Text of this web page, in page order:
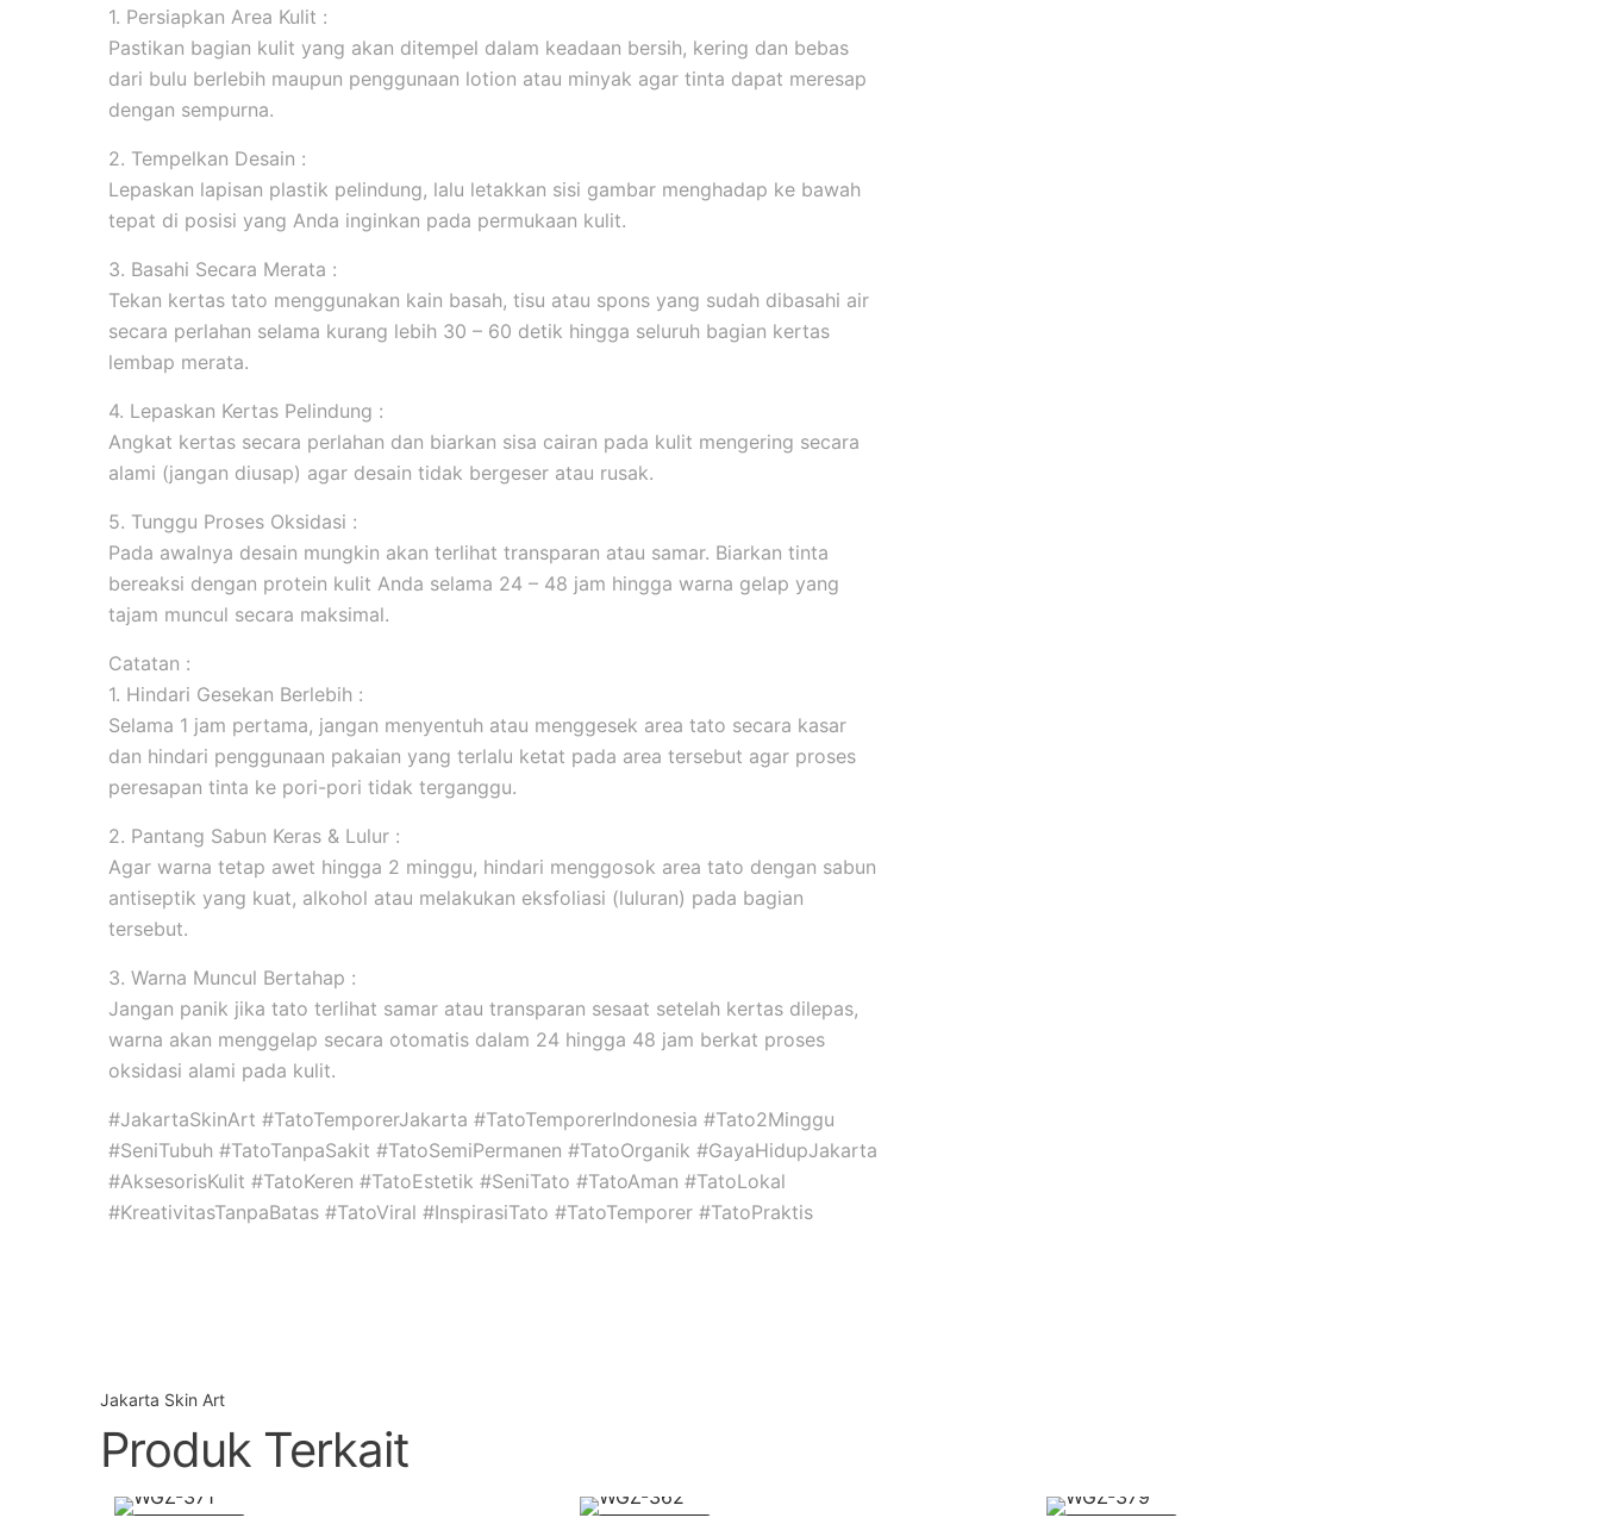
1. Persiapkan Area Kulit :
Pastikan bagian kulit yang akan ditempel dalam keadaan bersih, kering dan bebas
dari bulu berlebih maupun penggunaan lotion atau minyak agar tinta dapat meresap
dengan sempurna.
2. Tempelkan Desain :
Lepaskan lapisan plastik pelindung, lalu letakkan sisi gambar menghadap ke bawah
tepat di posisi yang Anda inginkan pada permukaan kulit.
3. Basahi Secara Merata :
Tekan kertas tato menggunakan kain basah, tisu atau spons yang sudah dibasahi air
secara perlahan selama kurang lebih 30 – 60 detik hingga seluruh bagian kertas
lembap merata.
4. Lepaskan Kertas Pelindung :
Angkat kertas secara perlahan dan biarkan sisa cairan pada kulit mengering secara
alami (jangan diusap) agar desain tidak bergeser atau rusak.
5. Tunggu Proses Oksidasi :
Pada awalnya desain mungkin akan terlihat transparan atau samar. Biarkan tinta
bereaksi dengan protein kulit Anda selama 24 – 48 jam hingga warna gelap yang
tajam muncul secara maksimal.
Catatan :
1. Hindari Gesekan Berlebih :
Selama 1 jam pertama, jangan menyentuh atau menggesek area tato secara kasar
dan hindari penggunaan pakaian yang terlalu ketat pada area tersebut agar proses
peresapan tinta ke pori-pori tidak terganggu.
2. Pantang Sabun Keras & Lulur :
Agar warna tetap awet hingga 2 minggu, hindari menggosok area tato dengan sabun
antiseptik yang kuat, alkohol atau melakukan eksfoliasi (luluran) pada bagian
tersebut.
3. Warna Muncul Bertahap :
Jangan panik jika tato terlihat samar atau transparan sesaat setelah kertas dilepas,
warna akan menggelap secara otomatis dalam 24 hingga 48 jam berkat proses
oksidasi alami pada kulit.
#JakartaSkinArt #TatoTemporerJakarta #TatoTemporerIndonesia #Tato2Minggu
#SeniTubuh #TatoTanpaSakit #TatoSemiPermanen #TatoOrganik #GayaHidupJakarta
#AksesorisKulit #TatoKeren #TatoEstetik #SeniTato #TatoAman #TatoLokal
#KreativitasTanpaBatas #TatoViral #InspirasiTato #TatoTemporer #TatoPraktis
Jakarta Skin Art
Produk Terkait